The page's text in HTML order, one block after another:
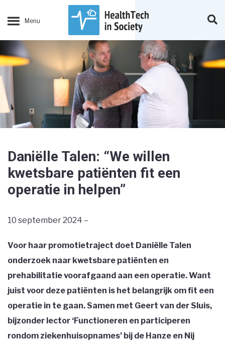
Daniëlle Talen: “We willen
kwetsbare patiënten fit een
operatie in helpen”
10 september 2024 –
Voor haar promotietraject doet Daniëlle Talen
onderzoek naar kwetsbare patiënten en
prehabilitatie voorafgaand aan een operatie. Want
juist voor deze patiënten is het belangrijk om fit een
operatie in te gaan. Samen met Geert van der Sluis,
bijzonder lector ‘Functioneren en participeren
rondom ziekenhuisopnames’ bij de Hanze en Nij